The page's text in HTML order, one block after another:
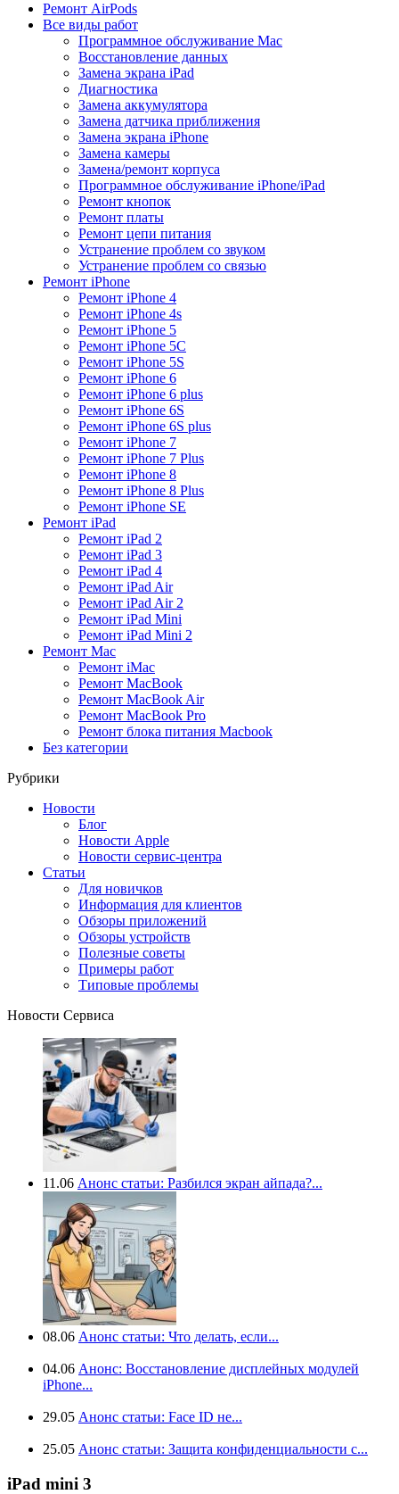
Ремонт AirPods
Все виды работ
Программное обслуживание Mac
Восстановление данных
Замена экрана iPad
Диагностика
Замена аккумулятора
Замена датчика приближения
Замена экрана iPhone
Замена камеры
Замена/ремонт корпуса
Программное обслуживание iPhone/iPad
Ремонт кнопок
Ремонт платы
Ремонт цепи питания
Устранение проблем со звуком
Устранение проблем со связью
Ремонт iPhone
Ремонт iPhone 4
Ремонт iPhone 4s
Ремонт iPhone 5
Ремонт iPhone 5C
Ремонт iPhone 5S
Ремонт iPhone 6
Ремонт iPhone 6 plus
Ремонт iPhone 6S
Ремонт iPhone 6S plus
Ремонт iPhone 7
Ремонт iPhone 7 Plus
Ремонт iPhone 8
Ремонт iPhone 8 Plus
Ремонт iPhone SE
Ремонт iPad
Ремонт iPad 2
Ремонт iPad 3
Ремонт iPad 4
Ремонт iPad Air
Ремонт iPad Air 2
Ремонт iPad Mini
Ремонт iPad Mini 2
Ремонт Mac
Ремонт iMac
Ремонт MacBook
Ремонт MacBook Air
Ремонт MacBook Pro
Ремонт блока питания Macbook
Без категории
Рубрики
Новости
Блог
Новости Apple
Новости сервис-центра
Статьи
Для новичков
Информация для клиентов
Обзоры приложений
Обзоры устройств
Полезные советы
Примеры работ
Типовые проблемы
Новости Сервиса
11.06 Анонс статьи: Разбился экран айпада?...
08.06 Анонс статьи: Что делать, если...
04.06 Анонс: Восстановление дисплейных модулей
iPhone...
29.05 Анонс статьи: Face ID не...
25.05 Анонс статьи: Защита конфиденциальности с...
iPad mini 3